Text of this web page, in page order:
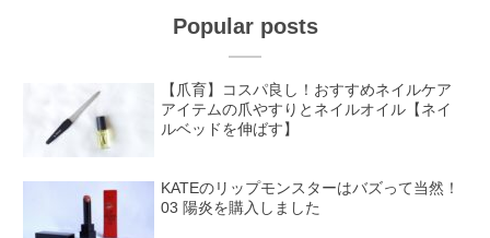
Popular posts
【爪育】コスパ良し！おすすめネイルケア
アイテムの爪やすりとネイルオイル【ネイ
ルベッドを伸ばす】
KATEのリップモンスターはバズって当然！
03 陽炎を購入しました